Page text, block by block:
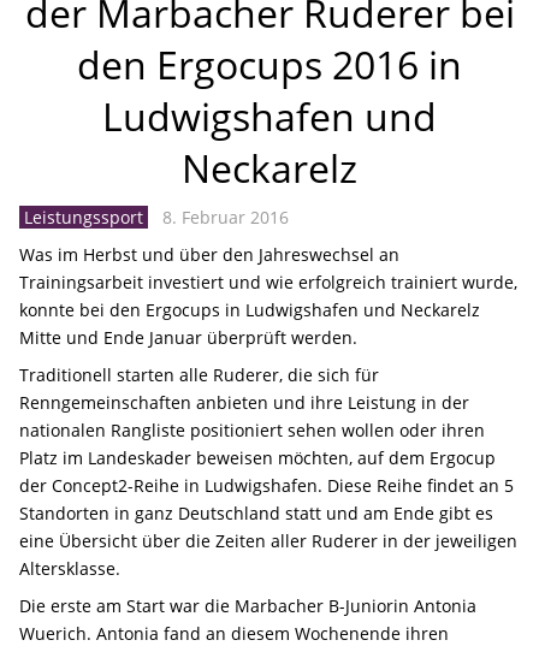
der Marbacher Ruderer bei
den Ergocups 2016 in
Ludwigshafen und
Neckarelz
Leistungssport
8. Februar 2016
Was im Herbst und über den Jahreswechsel an
Trainingsarbeit investiert und wie erfolgreich trainiert wurde,
konnte bei den Ergocups in Ludwigshafen und Neckarelz
Mitte und Ende Januar überprüft werden.
Traditionell starten alle Ruderer, die sich für
Renngemeinschaften anbieten und ihre Leistung in der
nationalen Rangliste positioniert sehen wollen oder ihren
Platz im Landeskader beweisen möchten, auf dem Ergocup
der Concept2-Reihe in Ludwigshafen. Diese Reihe findet an 5
Standorten in ganz Deutschland statt und am Ende gibt es
eine Übersicht über die Zeiten aller Ruderer in der jeweiligen
Altersklasse.
Die erste am Start war die Marbacher B-Juniorin Antonia
Wuerich. Antonia fand an diesem Wochenende ihren